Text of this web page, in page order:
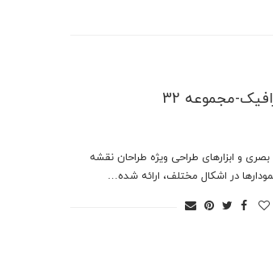
مجموعه 32
و ابزارهای طراحی ویژه طراحان نقشه
در اشکال مختلف، ارائه شده…